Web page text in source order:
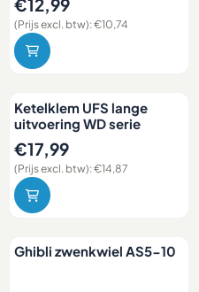
€12,99
(Prijs excl. btw):€10,74
Ketelklem UFS lange
uitvoering WD serie
Prijs: 17,99, exclusief btw: 14,87
€17,99
(Prijs excl. btw):€14,87
Ghibli zwenkwiel AS5-10